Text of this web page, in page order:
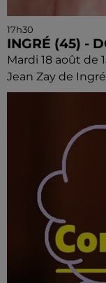
17h30
INGRÉ (45) -
Mardi 18 août de
Jean Zay de